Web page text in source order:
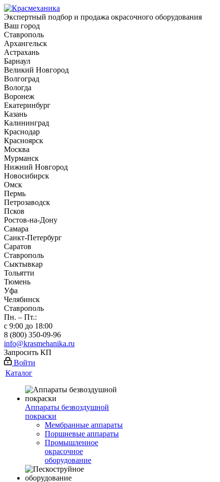
Экспертный подбор и продажа окрасочного оборудования
Ваш город
Ставрополь
Архангельск
Астрахань
Барнаул
Великий Новгород
Волгоград
Вологда
Воронеж
Екатеринбург
Казань
Калининград
Краснодар
Красноярск
Москва
Мурманск
Нижний Новгород
Новосибирск
Омск
Пермь
Петрозаводск
Псков
Ростов-на-Дону
Самара
Санкт-Петербург
Саратов
Ставрополь
Сыктывкар
Тольятти
Тюмень
Уфа
Челябинск
Ставрополь
Пн. – Пт.:
с 9:00 до 18:00
8 (800) 350-09-96
info@krasmehanika.ru
Запросить КП
Войти
Каталог
Аппараты безвоздушной
покраски
Мембранные аппараты
Поршневые аппараты
Промышленное
окрасочное
оборудование